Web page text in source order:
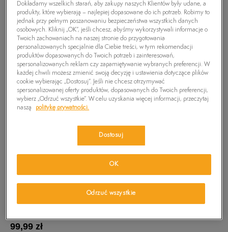
99,99 zł
Dokładamy wszelkich starań, aby zakupy naszych Klientów były udane, a
produkty, które wybierają – najlepiej dopasowane do ich potrzeb. Robimy to
jednak przy pełnym poszanowaniu bezpieczeństwa wszystkich danych
osobowych. Kliknij „OK”, jeśli chcesz, abyśmy wykorzystywali informacje o
Twoich zachowaniach na naszej stronie do przygotowania
personalizowanych specjalnie dla Ciebie treści, w tym rekomendacji
produktów dopasowanych do Twoich potrzeb i zainteresowań,
spersonalizowanych reklam czy zapamiętywanie wybranych preferencji. W
każdej chwili możesz zmienić swoją decyzję i ustawienia dotyczące plików
cookie wybierając „Dostosuj”. Jeśli nie chcesz otrzymywać
spersonalizowanej oferty produktów, dopasowanych do Twoich preferencji,
wybierz „Odrzuć wszystkie”. W celu uzyskania więcej informacji, przeczytaj
naszą
politykę prywatności.
Dostosuj
Odrzuć wszystkie
OK